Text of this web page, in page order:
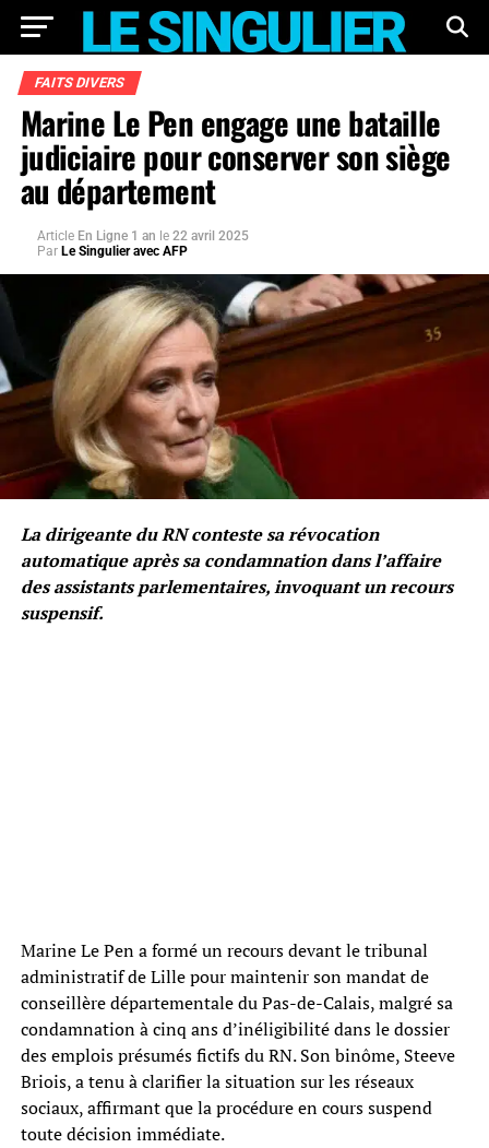
FAITS DIVERS
Marine Le Pen engage une bataille
judiciaire pour conserver son siège
au département
Article En Ligne 1 an le 22 avril 2025
Par Le Singulier avec AFP
La dirigeante du RN conteste sa révocation
automatique après sa condamnation dans l’affaire
des assistants parlementaires, invoquant un recours
suspensif.
Marine Le Pen a formé un recours devant le tribunal
administratif de Lille pour maintenir son mandat de
conseillère départementale du Pas-de-Calais, malgré sa
condamnation à cinq ans d’inéligibilité dans le dossier
des emplois présumés fictifs du RN. Son binôme, Steeve
Briois, a tenu à clarifier la situation sur les réseaux
sociaux, affirmant que la procédure en cours suspend
toute décision immédiate.